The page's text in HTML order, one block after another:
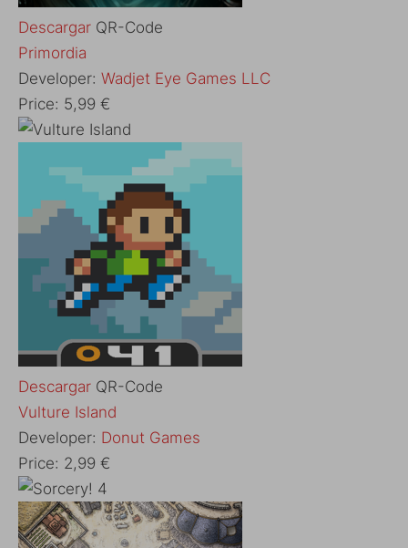
Descargar QR-Code
‎Primordia
Developer: Wadjet Eye Games LLC
Price: 5,99 €
Descargar QR-Code
‎Vulture Island
Developer: Donut Games
Price: 2,99 €